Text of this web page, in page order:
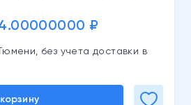
₽
без учета доставки в